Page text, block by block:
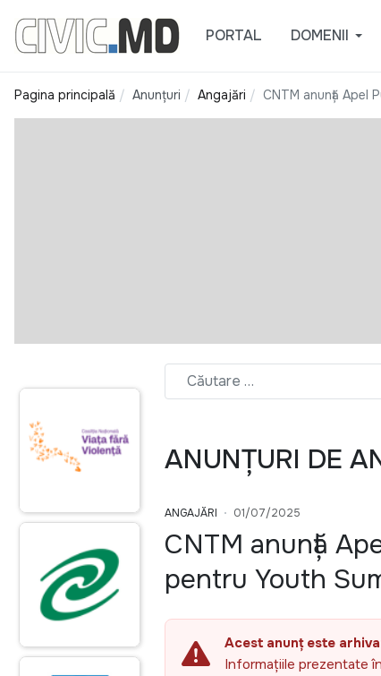
PORTAL DOMENII
Pagina principală Anunțuri Angajări CNTM anunță Apel
ANUNȚURI DE
ANGAJĂRI 01/07/2025
CNTM anunță
pentru Youth
Acest anunț este
Informațiile prezentate